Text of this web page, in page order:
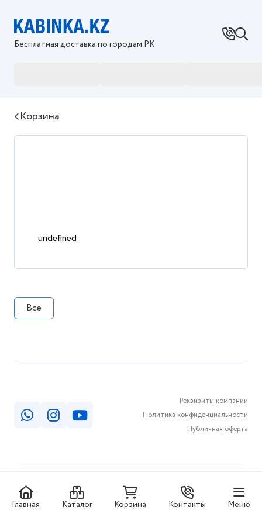
Бесплатная доставка по городам РК
Корзина
undefined
Все
Реквизиты компании
Политика конфиденциальности
Публичная оферта
© КАБИНКА.КЗ 2026
Главная
Каталог Корзина Контакты Меню